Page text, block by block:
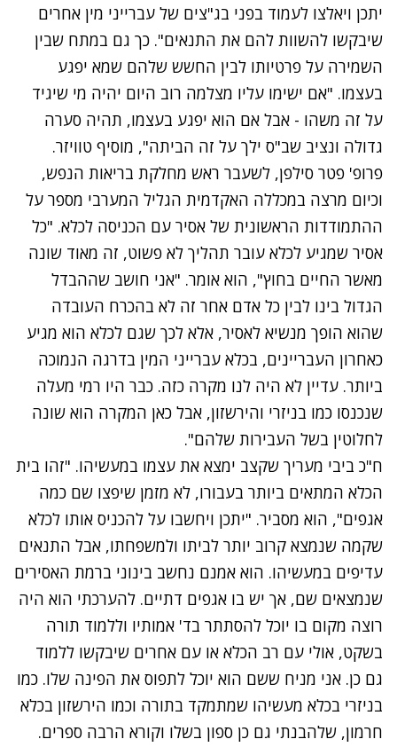
יתכן ויאלצו לעמוד בפני בג"צים של עברייני מין אחרים
שיבקשו להשוות להם את התנאים". כך גם במתח שבין
השמירה על פרטיותו לבין החשש שלהם שמא יפגע
בעצמו. "אם ישימו עליו מצלמה רוב היום יהיה מי שיגיד
על זה משהו - אבל אם הוא יפגע בעצמו, תהיה סערה
גדולה ונציב שב"ס ילך על זה הביתה", מוסיף טוויזר.
פרופ' פטר סילפן, לשעבר ראש מחלקת בריאות הנפש,
וכיום מרצה במכללה האקדמית הגליל המערבי מספר על
ההתמודדות הראשונית של אסיר עם הכניסה לכלא. "כל
אסיר שמגיע לכלא עובר תהליך לא פשוט, זה מאוד שונה
מאשר החיים בחוץ", הוא אומר. "אני חושב שההבדל
הגדול בינו לבין כל אדם אחר זה לא בהכרח העובדה
שהוא הופך מנשיא לאסיר, אלא לכך שגם לכלא הוא מגיע
כאחרון העבריינים, בכלא עברייני המין בדרגה הנמוכה
ביותר. עדיין לא היה לנו מקרה כזה. כבר היו רמי מעלה
שנכנסו כמו בניזרי והירשזון, אבל כאן המקרה הוא שונה
לחלוטין בשל העבירות שלהם".
ח"כ ביבי מעריך שקצב ימצא את עצמו במעשיהו. "זהו בית
הכלא המתאים ביותר בעבורו, לא מזמן שיפצו שם כמה
אגפים", הוא מסביר. "יתכן ויחשבו על להכניס אותו לכלא
שקמה שנמצא קרוב יותר לביתו ולמשפחתו, אבל התנאים
עדיפים במעשיהו. הוא אמנם נחשב בינוני ברמת האסירים
שנמצאים שם, אך יש בו אגפים דתיים. להערכתי הוא היה
רוצה מקום בו יוכל להסתתר בד' אמותיו וללמוד תורה
בשקט, אולי עם רב הכלא או עם אחרים שיבקשו ללמוד
גם כן. אני מניח ששם הוא יוכל לתפוס את הפינה שלו. כמו
בניזרי בכלא מעשיהו שמתמקד בתורה וכמו הירשזון בכלא
חרמון, שלהבנתי גם כן ספון בשלו וקורא הרבה ספרים.